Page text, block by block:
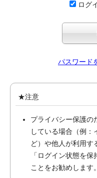
ログ
パスワード
★注意
プライバシー保護の
している場合（例：
ど）や他人が利用す
「ログイン状態を
ことをお勧めします。